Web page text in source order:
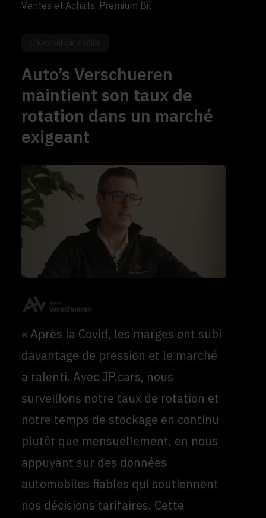
Ventes et Achats, Premium Bil
Universal car dealer
Auto’s Verschueren
maintient son taux de
rotation dans un marché
exigeant
« Après la Covid, les marges ont subi
davantage de pression et le marché
a ralenti. Avec JP.cars, nous
surveillons notre taux de rotation et
notre temps de stockage en continu
plutôt que mensuellement, en nous
appuyant sur des données
automobiles fiables qui soutiennent
nos décisions tarifaires. Cette